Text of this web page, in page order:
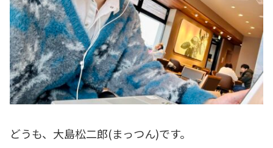
どうも、大島松二郎(まっつん)です。